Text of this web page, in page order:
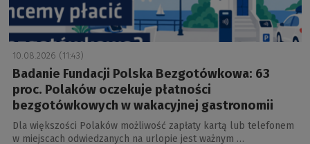
10.08.2026 (11:43)
Badanie Fundacji Polska Bezgotówkowa: 63
proc. Polaków oczekuje płatności
bezgotówkowych w wakacyjnej gastronomii
Dla większości Polaków możliwość zapłaty kartą lub telefonem
w miejscach odwiedzanych na urlopie jest ważnym …